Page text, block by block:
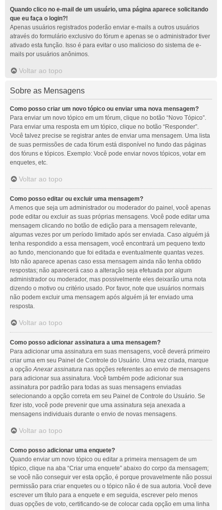
Quando clico no e-mail de um usuário, uma página aparece solicitando
que eu faça o login?!
Apenas usuários registrados poderão enviar e-mails a outros usuários
através do formulário exclusivo do fórum e apenas se o administrador tiver
ativado esta função. Isso é para evitar o uso malicioso do sistema de e-
mails por usuários anônimos.
Voltar ao topo
Sobre as Mensagens
Como posso criar um novo tópico ou enviar uma nova mensagem?
Para enviar um novo tópico em um fórum, clique no botão “Novo Tópico”.
Para enviar uma resposta em um tópico, clique no botão “Responder”.
Você talvez precise se registrar antes de enviar uma mensagem. Uma lista
de suas permissões de cada fórum está disponível no fundo das páginas
dos fóruns e tópicos. Exemplo: Você pode enviar novos tópicos, votar em
enquetes, etc.
Voltar ao topo
Como posso editar ou excluir uma mensagem?
A menos que seja um administrador ou moderador do painel, você apenas
pode editar ou excluir as suas próprias mensagens. Você pode editar uma
mensagem clicando no botão de edição para a mensagem relevante,
algumas vezes por um período limitado após ser enviada. Caso alguém já
tenha respondido a essa mensagem, você encontrará um pequeno texto
ao fundo, mencionando que foi editada e eventualmente quantas vezes.
Isto não aparece apenas caso essa mensagem ainda não tenha obtido
respostas; não aparecerá caso a alteração seja efetuada por algum
administrador ou moderador, mas possivelmente eles deixarão uma nota
dizendo o motivo ou critério usado. Por favor, note que usuários normais
não podem excluir uma mensagem após alguém já ter enviado uma
resposta.
Voltar ao topo
Como posso adicionar assinatura a uma mensagem?
Para adicionar uma assinatura em suas mensagens, você deverá primeiro
criar uma em seu Painel de Controle do Usuário. Uma vez criada, marque
a opçãoAnexar assinatura nas opções referentes ao envio de mensagens
para adicionar sua assinatura. Você também pode adicionar sua
assinatura por padrão para todas as suas mensagens enviadas
selecionando a opção correta em seu Painel de Controle do Usuário. Se
fizer isto, você pode prevenir que uma assinatura seja anexada a
mensagens individuais durante o envio de novas mensagens.
Voltar ao topo
Como posso adicionar uma enquete?
Quando enviar um novo tópico ou editar a primeira mensagem de um
tópico, clique na aba “Criar uma enquete” abaixo do corpo da mensagem;
se você não conseguir ver esta opção, é porque provavelmente não possui
permissão para criar enquetes ou o tópico não é de sua autoria. Você deve
escrever um título para a enquete e em seguida, escrever pelo menos
duas opções de voto, certificando-se de colocar cada opção em uma linha